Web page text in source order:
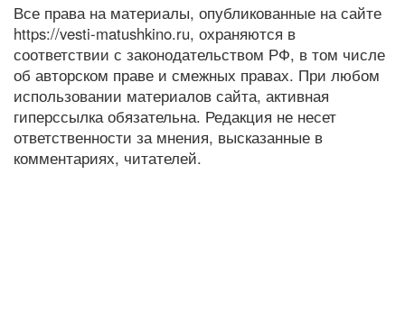
Все права на материалы, опубликованные на сайте
https://vesti-matushkino.ru, охраняются в
соответствии с законодательством РФ, в том числе
об авторском праве и смежных правах. При любом
использовании материалов сайта, активная
гиперссылка обязательна. Редакция не несет
ответственности за мнения, высказанные в
комментариях, читателей.